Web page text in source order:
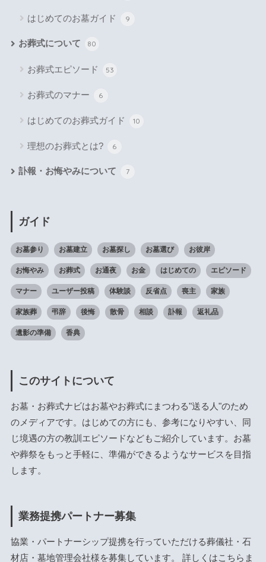
はじめてのお墓ガイド 9
お葬式について 80
お葬式エピソード 53
お葬式のマナー 6
はじめてのお葬式ガイド 10
理想のお葬式とは? 6
訃報・お悔やみについて 7
ガイド
お墓参り お墓建立 お墓探し お墓選び お彼岸
お悔やみ お葬式 お通夜 お金 はじめての エピソード
マナー ユーザー投稿 体験談 反省点 喪主 家族
家族葬 弔辞 後悔 散骨 相談 訃報 返礼品
遺影の準備 香典
このサイトについて
お墓・お葬式ナビはお墓やお葬式にまつわる"送る人"のため
のメディアです。はじめての方にも、参考になりやすい、同
じ境遇の方の教訓エピソードなどもご紹介しています。お墓
や葬祭をもっと手軽に、準備ができるようなサービスを目指
します。
業務提携パートナー募集
協業・パートナーシップ提携を行っていただける葬儀社・石
材店・墓地管理会社様を募集しています。 詳しくはこちら ま